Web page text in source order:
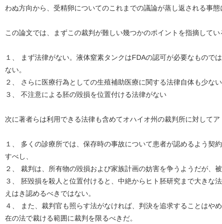
わぬ方向から、受精卵についてのこれまでの議論が蒸し返される事
この論文では、まずこの裁判が難しい幾つかのポイントを指摘してい
１、 まず法律がない。液体窒素タンクはFDAの認可が必要なもので
ない。
２、 さらに医療行為としての生殖補助医療に関する法律自体も少な
３、 不注意による胚の毀損を位置付ける法律がない
次に著者らは利用できる法律も含めてオハイオ州の裁判所に対して
１、 多くの診療所では、保存時の事故について患者が認めるよう契
すべし、
２、 裁判は、所有物の毀損および家族計画の妨害を争うようだが、
３、 胚毀損を殺人と位置付けると、中絶からヒト胚研究まで大きな
えはき認めるべきではない。
４、 また、裁判官も照らす法がなければ、判決を追求することはや
在の法で裁ける範囲に裁判を限るべきだ。